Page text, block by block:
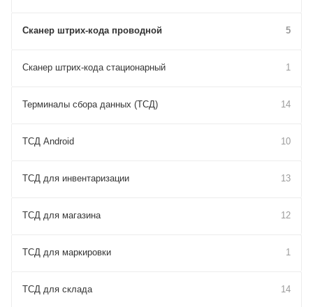
Сканер штрих-кода проводной 5
Сканер штрих-кода стационарный 1
Терминалы сбора данных (ТСД) 14
ТСД Android 10
ТСД для инвентаризации 13
ТСД для магазина 12
ТСД для маркировки 1
ТСД для склада 14